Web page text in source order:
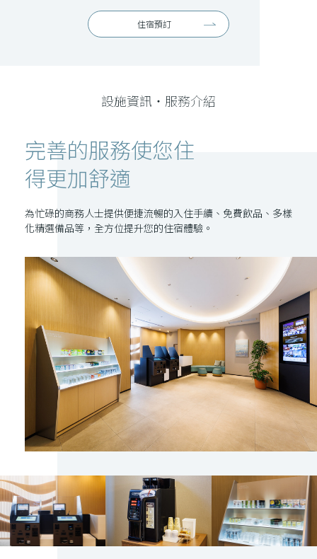
住宿預訂
設施資訊・服務介紹
完善的服務使您住
得更加舒適
為忙碌的商務人士提供便捷流暢的入住手續、免費飲品、多樣
化精選備品等，全方位提升您的住宿體驗。